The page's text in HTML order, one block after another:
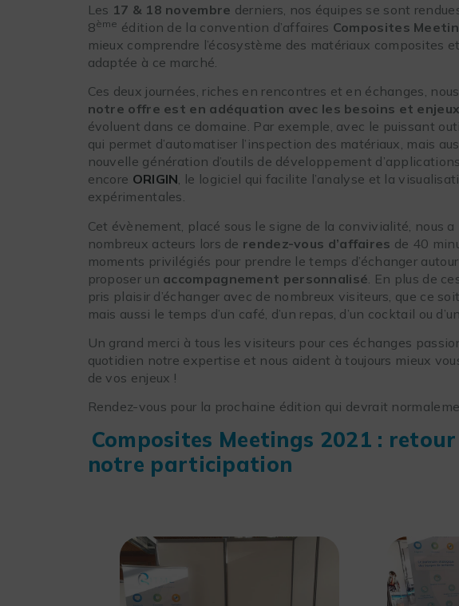
Les 17 & 18 novembre derniers, nos équipes se sont
8ème édition de la convention d’affaires Composites
mieux comprendre l’écosystème des matériaux composites
adaptée à ce marché.
Ces deux journées, riches en rencontres et en échanges,
notre offre est en adéquation avec les besoins et
évoluent dans ce domaine. Par exemple, avec le puissant
qui permet d’automatiser l’inspection des matériaux, mais
nouvelle génération d’outils de développement
encore ORIGIN, le logiciel qui facilite l’analyse et la
expérimentales.
Cet évènement, placé sous le signe de la convivialité, nous
nombreux acteurs lors de rendez-vous d’affaires de 40
moments privilégiés pour prendre le temps d’échanger
proposer un accompagnement personnalisé . En plus de
pris plaisir d’échanger avec de nombreux visiteurs, que ce
mais aussi le temps d’un café, d’un repas, d’un cocktail ou
Un grand merci à tous les visiteurs pour ces échanges
quotidien notre expertise et nous aident à toujours mieux
de vos enjeux !
Rendez-vous pour la prochaine édition qui devrait
Composites Meetings 2021 :
notre participation